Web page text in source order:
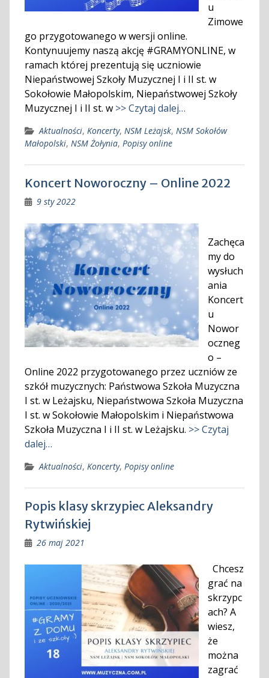
u
Zimowe
go przygotowanego w wersji online.
Kontynuujemy naszą akcję #GRAMYONLINE, w
ramach której prezentują się uczniowie
Niepaństwowej Szkoły Muzycznej I i II st. w
Sokołowie Małopolskim, Niepaństwowej Szkoły
Muzycznej I i II st. w >> Czytaj dalej…
Aktualności, Koncerty, NSM Leżajsk, NSM Sokołów
Małopolski, NSM Żołynia, Popisy online
Koncert Noworoczny – Online 2022
9 sty 2022
Zachęca
my do
wysłuch
ania
Koncert
u
Nowor
oczneg
o –
Online 2022 przygotowanego przez uczniów ze
szkół muzycznych: Państwowa Szkoła Muzyczna
I st. w Leżajsku, Niepaństwowa Szkoła Muzyczna
I st. w Sokołowie Małopolskim i Niepaństwowa
Szkoła Muzyczna I i II st. w Leżajsku. >> Czytaj
dalej…
Aktualności, Koncerty, Popisy online
Popis klasy skrzypiec Aleksandry
Rytwińskiej
26 maj 2021
Chcesz
grać na
skrzypc
ach? A
wiesz,
że
można
zagrać